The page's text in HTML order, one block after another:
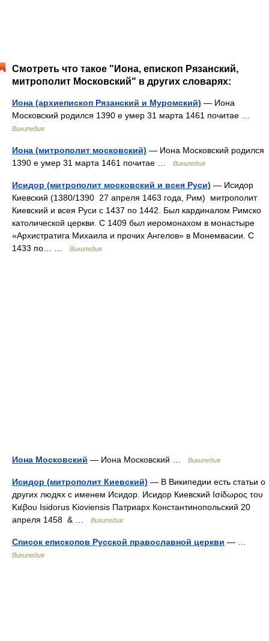
Смотреть что такое "Иона, епископ Рязанский,
митрополит Московский" в других словарях:
Иона (архиепископ Рязанский и Муромский) — Иона
Московский родился 1390 е умер 31 марта 1461 почитае …
Википедия
Иона (митрополит московский) — Иона Московский родился
1390 е умер 31 марта 1461 почитае …
Википедия
Исидор (митрополит московский и всея Руси) — Исидор
Киевский (1380/1390 27 апреля 1463 года, Рим) митрополит
Киевский и всея Руси с 1437 по 1442. Был кардиналом Римско
католической церкви. С 1409 был иеромонахом в монастыре
«Архистратига Михаила и прочих Ангелов» в Монемвасии. С
1433 по… …
Википедия
Иона Московский — Иона Московский … Википедия
Исидор (митрополит Киевский) — В Википедии есть статьи о
других людях с именем Исидор. Исидор Киевский Ισίδωρος του
Κιέβου Isidorus Kioviensis Патриарх Константинопольский 20
апреля 1458 & …
Википедия
Список епископов Русской православной церкви — …
Википедия